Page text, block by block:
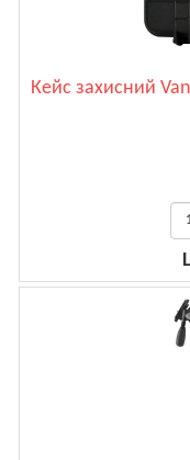
Кейс захисний